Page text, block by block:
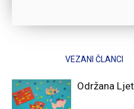
VEZANI ČLANCI
Održana